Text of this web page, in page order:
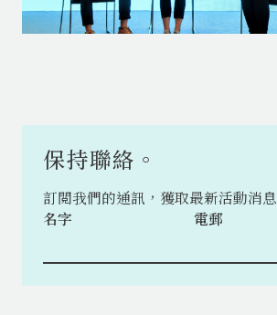
保持聯絡。
訂閲我們的通訊，獲取最新活動消息
名字
電郵